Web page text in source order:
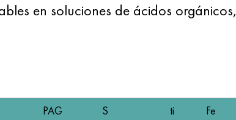
en soluciones de ácidos orgánicos,
PAG S ti
Fe